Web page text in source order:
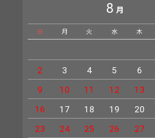
8 月
日 月 火 水 木
2
3 4 5 6
9
10 11 12 13
16
17 18 19 20
23
24 25 26 27